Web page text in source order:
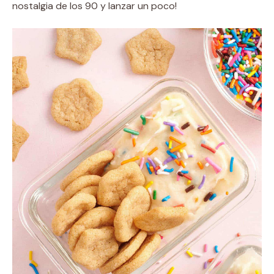
nostalgia de los 90 y lanzar un poco!